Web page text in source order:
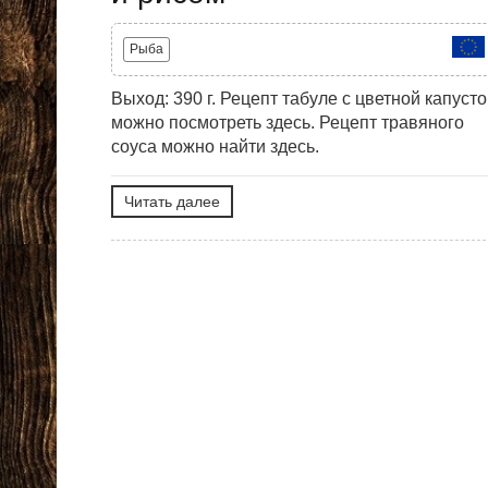
Рыба
Выход: 390 г. Рецепт табуле с цветной
можно посмотреть здесь. Рецепт травяного
соуса можно найти здесь.
Читать далее